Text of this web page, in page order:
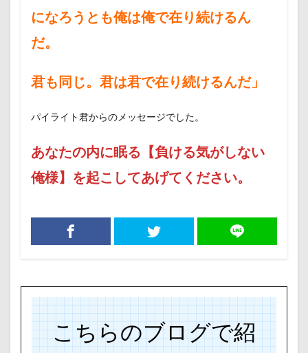
になろうとも俺は俺で在り続けるん
だ。
君も同じ。君は君で在り続けるんだ」
パイライト君からのメッセージでした。
あなたの内に眠る【負ける気がしない
俺様】を起こしてあげてください。
こちらのブログで紹